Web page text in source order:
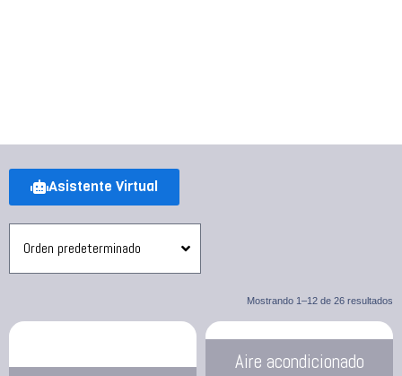
Asistente Virtual
Mostrando 1–12 de 26 resultados
Aire acondicionado